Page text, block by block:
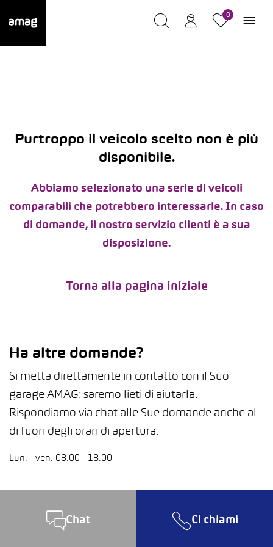
0
Purtroppo il veicolo scelto non è più
disponibile.
Abbiamo selezionato una serie di veicoli
comparabili che potrebbero interessarle. In caso
di domande, il nostro servizio clienti è a sua
disposizione.
Torna alla pagina iniziale
Ha altre domande?
Si metta direttamente in contatto con il Suo
garage AMAG: saremo lieti di aiutarla.
Rispondiamo via chat alle Sue domande anche al
di fuori degli orari di apertura.
Lun. - ven. 08.00 - 18.00
Chat Ci chiami